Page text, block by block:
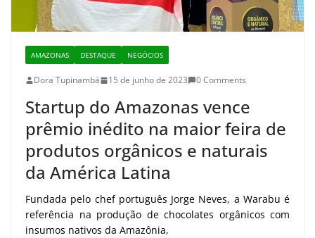
AMAZONAS DESTAQUE NEGÓCIOS
Dora Tupinambá 15 de junho de 2023 0 Comments
Startup do Amazonas vence
prêmio inédito na maior feira de
produtos orgânicos e naturais
da América Latina
Fundada pelo chef português Jorge Neves, a Warabu é
referência na produção de chocolates orgânicos com
insumos nativos da Amazônia,